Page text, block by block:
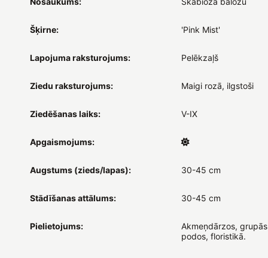
Šķirne: 'Pink Mist'
Lapojuma raksturojums: Pelēkzaļš
Ziedu raksturojums: Maigi rozā, ilgstoši
Ziedēšanas laiks: V-IX
Apgaismojums:
Augstums (zieds/lapas): 30-45 cm
Stādīšanas attālums: 30-45 cm
Pielietojums:
Akmeņdārzos,
podos, floristikā.